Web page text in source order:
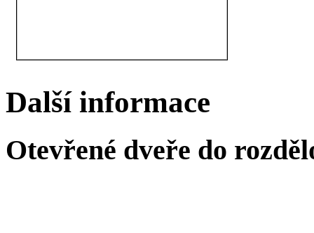
Další informace
Otevřené dveře do